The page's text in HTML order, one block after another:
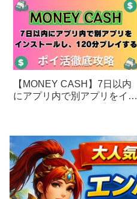
【MONEY CASH】7日以内
にアプリ内で別アプリをイン